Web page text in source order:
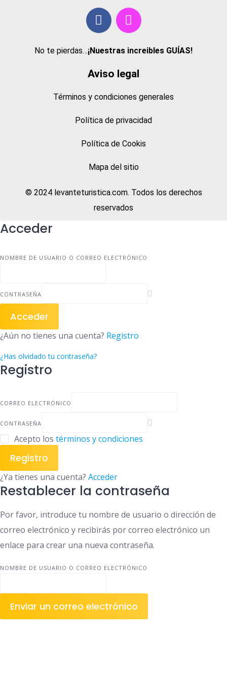
No te pierdas…¡Nuestras increibles GUÍAS!
Aviso legal
Términos y condiciones generales
Política de privacidad
Política de Cookis
Mapa del sitio
© 2024 levanteturistica.com. Todos los derechos
reservados
Acceder
NOMBRE DE USUARIO O CORREO ELECTRÓNICO
CONTRASEÑA
Acceder
¿Aún no tienes una cuenta? Registro
¿Has olvidado tu contraseña?
Registro
CORREO ELECTRÓNICO
CONTRASEÑA
Acepto los términos y condiciones
Registro
¿Ya tienes una cuenta? Acceder
Restablecer la contraseña
Por favor, introduce tu nombre de usuario o dirección de
correo electrónico y recibirás por correo electrónico un
enlace para crear una nueva contraseña.
NOMBRE DE USUARIO O CORREO ELECTRÓNICO
Enviar un correo electrónico